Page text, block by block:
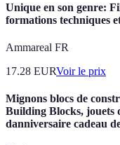
Unique en son genre:
formations techniques
Ammareal FR
17.28 EURVoir le prix
Mignons blocs de
Building Blocks, jouets
danniversaire cadeau